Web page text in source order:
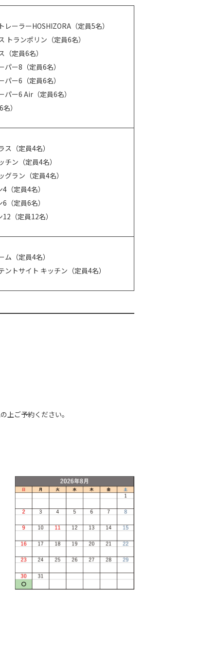
レーラーHOSHIZORA（定員5名）
トランポリン（定員6名）
定員6名）
パー8（定員6名）
パー6（定員6名）
パー6 Air（定員6名）
）
（定員4名）
ン（定員4名）
グラン（定員4名）
（定員4名）
（定員6名）
（定員12名）
（定員4名）
ントサイト キッチン（定員4名）
上ご予約ください。